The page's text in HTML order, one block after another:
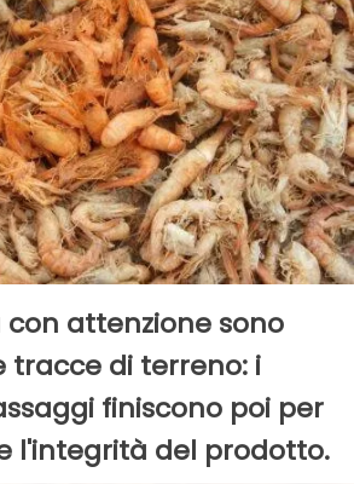
con attenzione sono
tracce di terreno: i
finiscono poi per
l'integrità del prodotto.